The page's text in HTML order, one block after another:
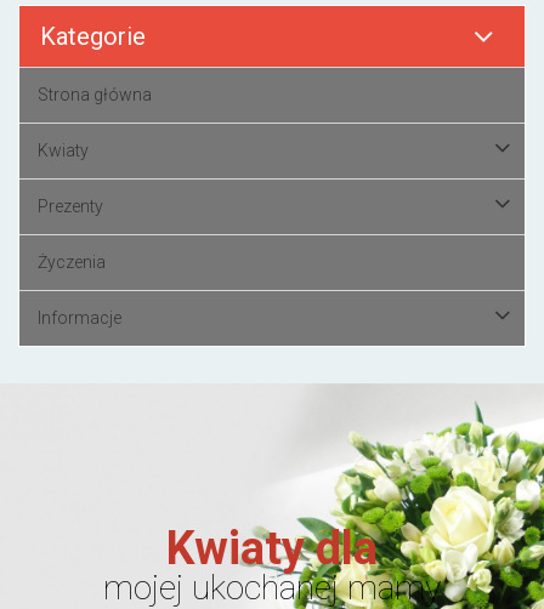
Kategorie
Strona główna
Kwiaty
Prezenty
Życzenia
Informacje
Kwiaty dla
mojej ukochanej mamy